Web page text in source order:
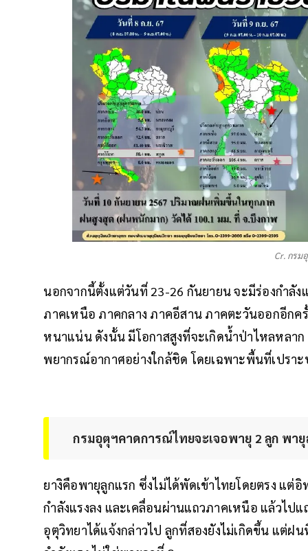
Cr. กรม
นอกจากนี้ตั้งแต่วันที่ 23-26 กันยายน จะมีร่องกำลั
ภาคเหนือ ภาคกลาง ภาคอีสาน ภาคตะวันออกอีก
หนาแน่น ดังนั้น มีโอกาสสูงที่จะเกิดน้ำป่าไหลหลา
พยากรณ์อากาศอย่างใกล้ชิด โดยเฉพาะพื้นที่เปรา
กรมอุตุฯคาดการณ์ไทยจะเจอพายุ 2 ลูก พา
ยางิคือพายุลูกแรก ซึ่งไม่ได้พัดเข้าไทยโดยตรง แ
กำลังแรงลง และเคลื่อนผ่านแถวภาคเหนือ แล้วไ
อุตุวิทยาได้แจ้งกล่าวไป ลูกที่สองยังไม่เกิดขึ้น แต่